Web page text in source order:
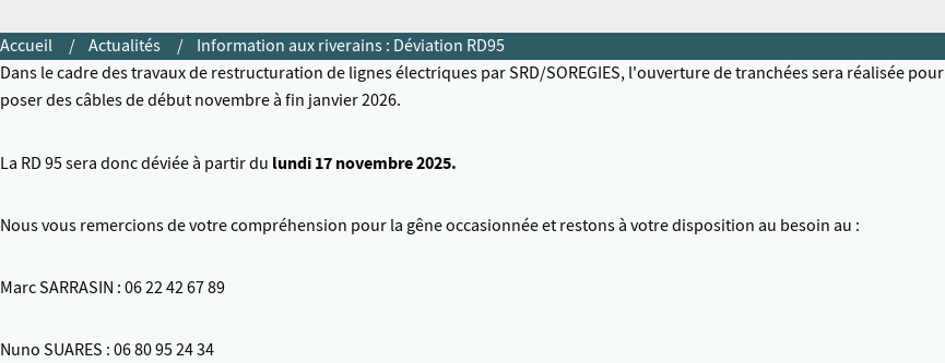
Accueil Actualités
Information aux riverains : Déviation RD95
Dans le cadre des travaux de restructuration de lignes électriques par SRD/SOREGIES, l'ouverture de tranchées sera réalisée pour
poser des câbles de début novembre à fin janvier 2026.
La RD 95 sera donc déviée à partir du lundi 17 novembre 2025.
Nous vous remercions de votre compréhension pour la gêne occasionnée et restons à votre disposition au besoin au :
Marc SARRASIN : 06 22 42 67 89
Nuno SUARES : 06 80 95 24 34